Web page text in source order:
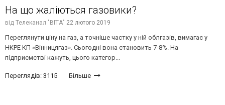
На що жаліються газовики?
від Телеканал "ВІТА" 22 лютого 2019
Переглянути ціну на газ, а точніше частку у ній облгазів, вимагає у
НКРЕ КП «Вінницягаз». Сьогодні вона становить 7-8%. На
підприємстві кажуть, цього категор...
Переглядів: 3115 Більше